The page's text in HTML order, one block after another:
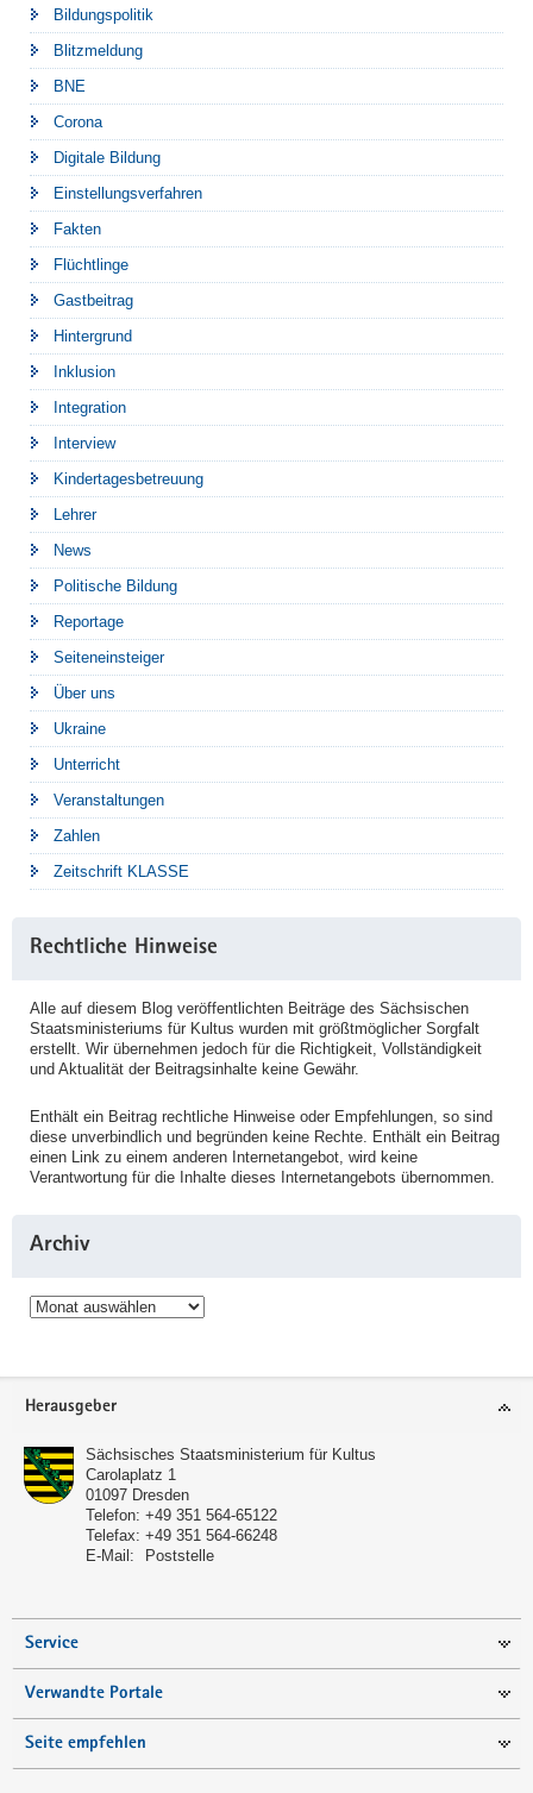
Bildungspolitik
Blitzmeldung
BNE
Corona
Digitale Bildung
Einstellungsverfahren
Fakten
Flüchtlinge
Gastbeitrag
Hintergrund
Inklusion
Integration
Interview
Kindertagesbetreuung
Lehrer
News
Politische Bildung
Reportage
Seiteneinsteiger
Über uns
Ukraine
Unterricht
Veranstaltungen
Zahlen
Zeitschrift KLASSE
Rechtliche Hinweise
Alle auf diesem Blog veröffentlichten Beiträge des Sächsischen
Staatsministeriums für Kultus wurden mit größtmöglicher Sorgfalt
erstellt. Wir übernehmen jedoch für die Richtigkeit, Vollständigkeit
und Aktualität der Beitragsinhalte keine Gewähr.
Enthält ein Beitrag rechtliche Hinweise oder Empfehlungen, so sind
diese unverbindlich und begründen keine Rechte. Enthält ein Beitrag
einen Link zu einem anderen Internetangebot, wird keine
Verantwortung für die Inhalte dieses Internetangebots übernommen.
Archiv
Archiv
Service
Herausgeber
Sächsisches Staatsministerium für Kultus
Carolaplatz 1
01097 Dresden
Telefon: +49 351 564-65122
Telefax: +49 351 564-66248
E-Mail:
Poststelle
Service
Verwandte Portale
Seite empfehlen